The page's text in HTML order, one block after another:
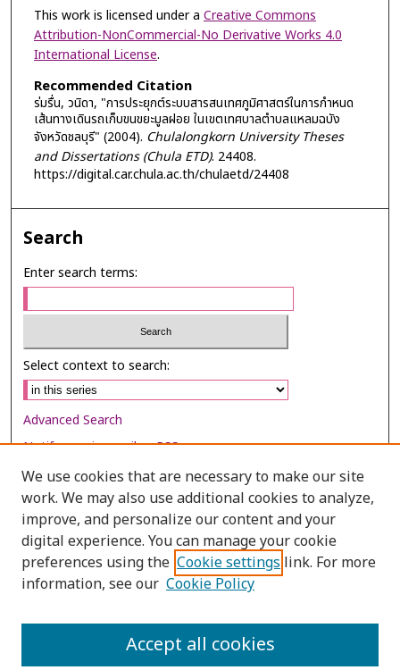
This work is licensed under a Creative Commons
Attribution-NonCommercial-No Derivative Works 4.0
International License.
Recommended Citation
ร่มรื่น, วนิดา, "การประยุกต์ระบบสารสนเทศภูมิศาสตร์ในการกำหนด
เส้นทางเดินรถเก็บขนขยะมูลฝอย ในเขตเทศบาลตำบลแหลมฉบัง
จังหวัดชลบุรี" (2004). Chulalongkorn University Theses
and Dissertations (Chula ETD). 24408.
https://digital.car.chula.ac.th/chulaetd/24408
Search
Enter search terms:
Select context to search:
Advanced Search
Notify me via email orRSS
Browse
Collections
Disciplines
Authors
We use cookies that are necessary to make our site
work. We may also use additional cookies to analyze,
improve, and personalize our content and your
digital experience. You can manage your cookie
preferences using the Cookie settings link. For more
information, see our Cookie Policy
Accept all cookies